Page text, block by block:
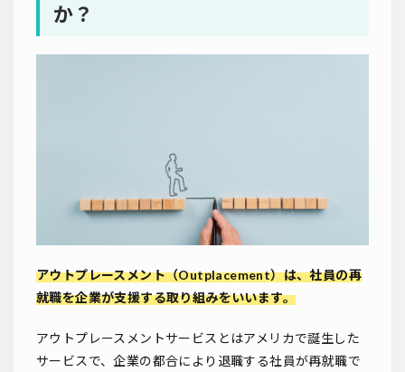
か？
アウトプレースメント（Outplacement）は、社員の再
就職を企業が支援する取り組みをいいます。
アウトプレースメントサービスとはアメリカで誕生した
サービスで、企業の都合により退職する社員が再就職で